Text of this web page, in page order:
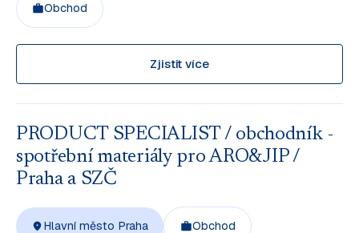
Obchod
Zjistit více
PRODUCT SPECIALIST / obchodník -
spotřební materiály pro ARO&JIP /
Praha a SZČ
Hlavní město Praha Obchod